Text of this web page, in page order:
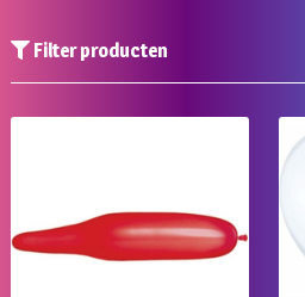
Onze winkel
Inloggen
Filter producten